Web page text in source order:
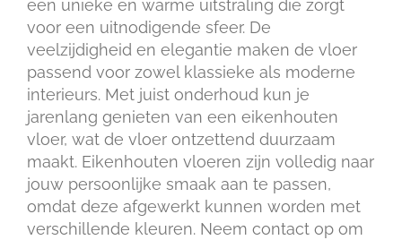
een unieke en warme uitstraling die zorgt
voor een uitnodigende sfeer. De
veelzijdigheid en elegantie maken de vloer
passend voor zowel klassieke als moderne
interieurs. Met juist onderhoud kun je
jarenlang genieten van een eikenhouten
vloer, wat de vloer ontzettend duurzaam
maakt. Eikenhouten vloeren zijn volledig naar
jouw persoonlijke smaak aan te passen,
omdat deze afgewerkt kunnen worden met
verschillende kleuren. Neem contact op om